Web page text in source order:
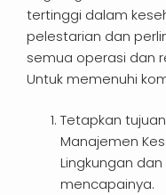
tertinggi dalam
pelestarian dan
semua operasi dan
Untuk memenuhi
Tetapkan
Manajemen
Lingkungan
mencapainya.